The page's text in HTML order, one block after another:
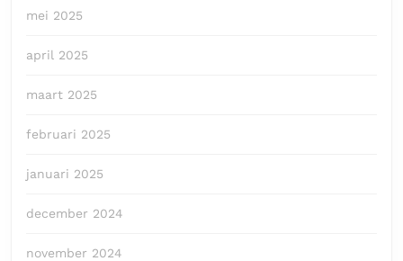
mei 2025
april 2025
maart 2025
februari 2025
januari 2025
december 2024
november 2024